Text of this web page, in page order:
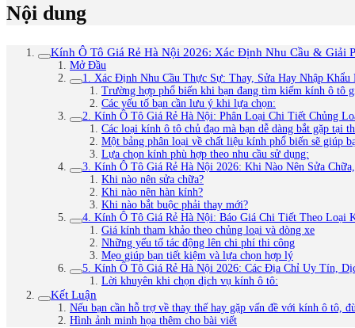
Nội dung
Kính Ô Tô Giá Rẻ Hà Nội 2026: Xác Định Nhu Cầu & Giải
Mở Đầu
1. Xác Định Nhu Cầu Thực Sự: Thay, Sửa Hay Nhập
Trường hợp phổ biến khi bạn đang tìm kiếm kính ô tô
Các yếu tố bạn cần lưu ý khi lựa chọn:
2. Kính Ô Tô Giá Rẻ Hà Nội: Phân Loại Chi Tiết Chủng
Các loại kính ô tô chủ đạo mà bạn dễ dàng bắt gặp tại
Một bảng phân loại về chất liệu kính phổ biến sẽ giúp
Lựa chọn kính phù hợp theo nhu cầu sử dụng:
3. Kính Ô Tô Giá Rẻ Hà Nội 2026: Khi Nào Nên Sửa
Khi nào nên sửa chữa?
Khi nào nên hàn kính?
Khi nào bắt buộc phải thay mới?
4. Kính Ô Tô Giá Rẻ Hà Nội: Báo Giá Chi Tiết Theo Loại
Giá kính tham khảo theo chủng loại và dòng xe
Những yếu tố tác động lên chi phí thi công
Mẹo giúp bạn tiết kiệm và lựa chọn hợp lý
5. Kính Ô Tô Giá Rẻ Hà Nội 2026: Các Địa Chỉ Uy Tín,
Lời khuyên khi chọn dịch vụ kính ô tô:
Kết Luận
Nếu bạn cần hỗ trợ về thay thế hay gặp vấn đề với kính ô tô,
Hình ảnh minh họa thêm cho bài viết